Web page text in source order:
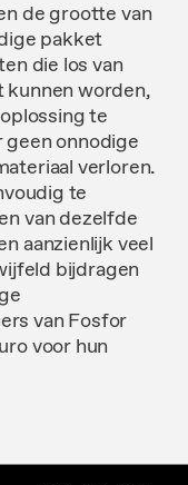
de grootte van
pakket
die los van
worden,
te
onnodige
verloren.
te
van dezelfde
aanzienlijk veel
bijdragen
van Fosfor
voor hun